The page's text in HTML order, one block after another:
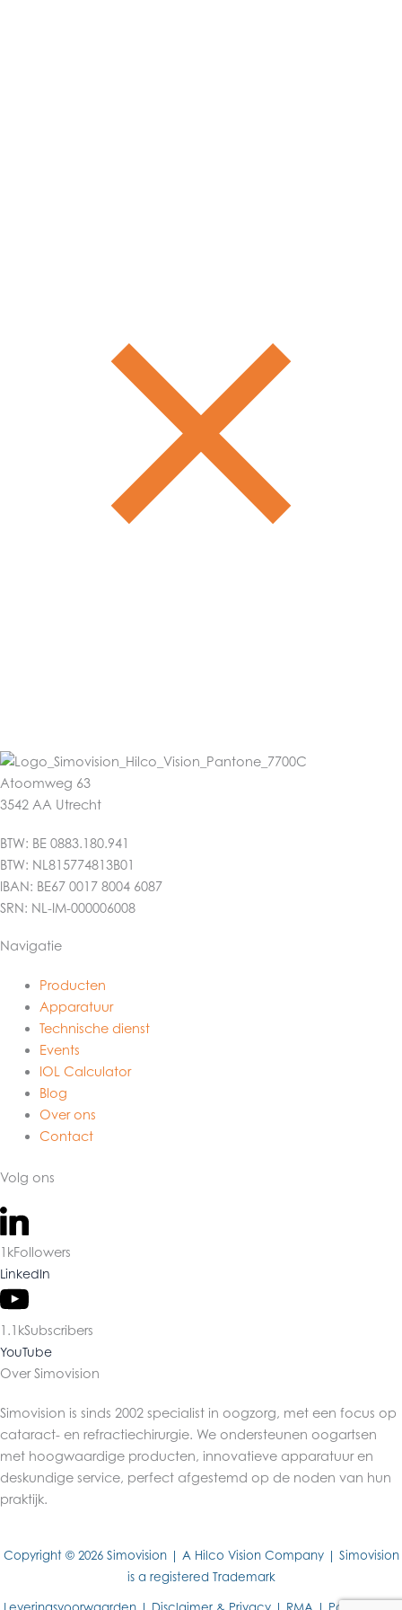
Atoomweg 63
3542 AA Utrecht
BTW: BE 0883.180.941
BTW: NL815774813B01
IBAN: BE67 0017 8004 6087
SRN: NL-IM-000006008
Navigatie
Producten
Apparatuur
Technische dienst
Events
IOL Calculator
Blog
Over ons
Contact
Volg ons
1kFollowers
LinkedIn
1.1kSubscribers
YouTube
Over Simovision
Simovision is sinds 2002 specialist in oogzorg, met een focus op
cataract- en refractiechirurgie. We ondersteunen oogartsen
met hoogwaardige producten, innovatieve apparatuur en
deskundige service, perfect afgestemd op de noden van hun
praktijk.
Copyright © 2026 Simovision | A Hilco Vision Company | Simovision
is a registered Trademark